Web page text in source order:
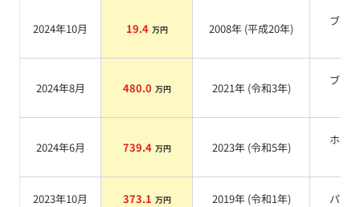
2024年10月 19.4 万円 2008年 (平成20年)
ブラ
2024年8月 480.0 万円 2021年 (令和3年)
ブラ
2024年6月 739.4 万円 2023年 (令和5年)
ホワ
2023年10月 373.1 万円 2019年 (令和1年) パール